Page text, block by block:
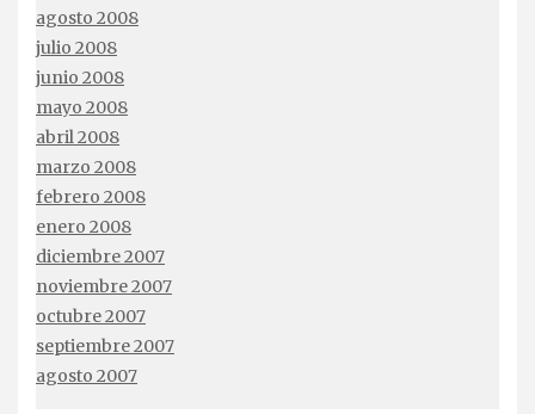
agosto 2008
julio 2008
junio 2008
mayo 2008
abril 2008
marzo 2008
febrero 2008
enero 2008
diciembre 2007
noviembre 2007
octubre 2007
septiembre 2007
agosto 2007